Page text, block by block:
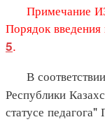
Примечание
Порядок введения
5.
В
Республики
статусе